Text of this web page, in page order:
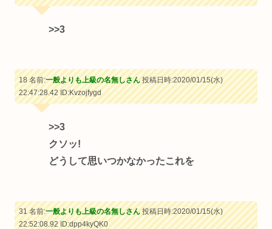
>>3
18 名前:一般よりも上級の名無しさん投稿日時:2020/01/15(水)
22:47:28.42ID:Kvzojfygd
>>3
クソッ!
どうして思いつかなかったこれを
31 名前:一般よりも上級の名無しさん投稿日時:2020/01/15(水)
22:52:08.92ID:dpp4kyQK0